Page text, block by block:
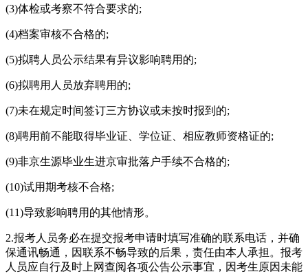
(3)体检或考察不符合要求的;
(4)档案审核不合格的;
(5)拟聘人员公示结果有异议影响聘用的;
(6)拟聘用人员放弃聘用的;
(7)未在规定时间签订三方协议或未按时报到的;
(8)聘用前不能取得毕业证、学位证、相应教师资格证的;
(9)非京生源毕业生进京审批落户手续不合格的;
(10)试用期考核不合格;
(11)导致影响聘用的其他情形。
2.报考人员务必在提交报考申请时填写准确的联系电话，并确
保通讯畅通，因联系不畅导致的后果，责任由本人承担。报考
人员应自行及时上网查阅各项公告公示事宜，因考生原因未能